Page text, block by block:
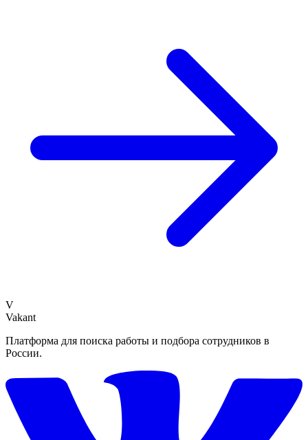
V
Vakant
Платформа для поиска работы и подбора сотрудников в
России.